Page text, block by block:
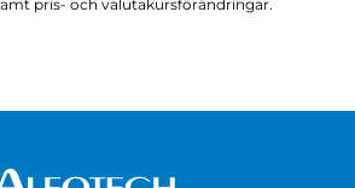
pris- och valutakursförändringar.